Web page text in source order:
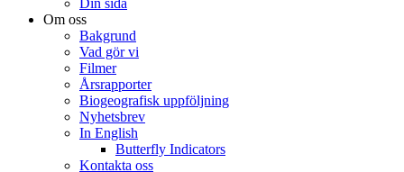
Om oss
Bakgrund
Vad gör vi
Filmer
Årsrapporter
Biogeografisk uppföljning
Nyhetsbrev
In English
Butterfly Indicators
Kontakta oss